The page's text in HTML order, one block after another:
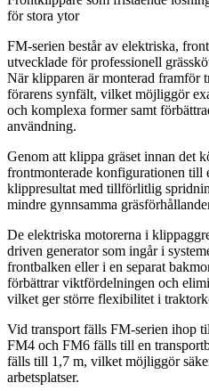
för stora ytor
FM-serien består av elektriska,
utvecklade för professionell
När klipparen är monterad framför
förarens synfält, vilket möjliggör
och komplexa former samt
användning.
Genom att klippa gräset innan det
frontmonterade konfigurationen till
klippresultat med tillförlitlig
mindre gynnsamma
De elektriska motorerna i
driven generator som ingår i
frontbalken eller i en separat
förbättrar viktfördelningen och
vilket ger större flexibilitet i
Vid transport fälls FM-serien ihop
FM4 och FM6 fälls till en
fälls till 1,7 m, vilket möjliggör
arbetsplatser.